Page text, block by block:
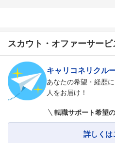
スカウト・オファーサービ
キャリコネリクル
あなたの希望・経歴
人をお届け！
転職サポート希望
詳しくは